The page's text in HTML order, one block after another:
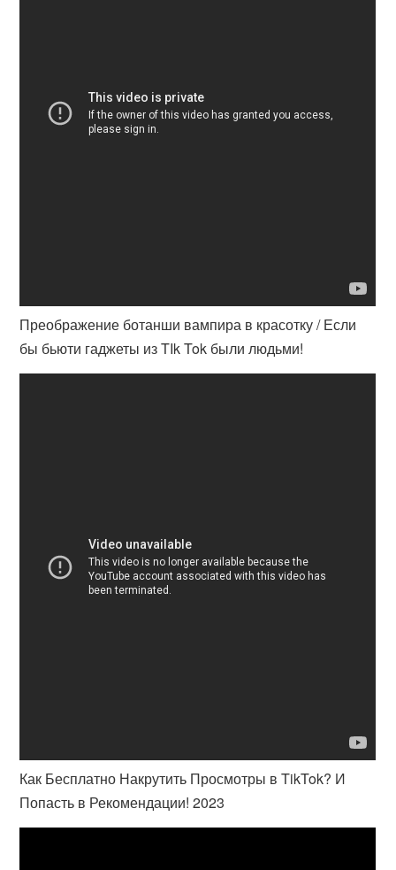
Преображение ботанши вампира в красотку / Если
бы бьюти гаджеты из TIk Tok были людьми!
Как Бесплатно Накрутить Просмотры в TikTok? И
Попасть в Рекомендации! 2023